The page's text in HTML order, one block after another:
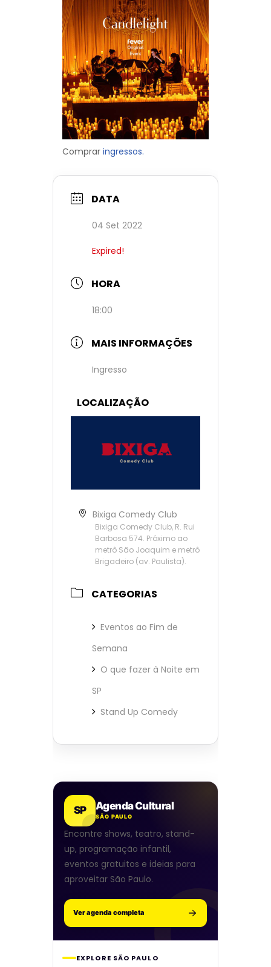
Comprar ingressos.
DATA
04 Set 2022
Expired!
HORA
18:00
MAIS INFORMAÇÕES
Ingresso
LOCALIZAÇÃO
Bixiga Comedy Club
Bixiga Comedy Club, R. Rui
Barbosa 574. Próximo ao
metrô São Joaquim e metrô
Brigadeiro (av. Paulista).
CATEGORIAS
Eventos ao Fim de
Semana
O que fazer à Noite em
SP
Stand Up Comedy
SP Agenda Cultural
SÃO PAULO
Encontre shows, teatro, stand-
up, programação infantil,
eventos gratuitos e ideias para
aproveitar São Paulo.
Ver agenda completa
EXPLORE SÃO PAULO